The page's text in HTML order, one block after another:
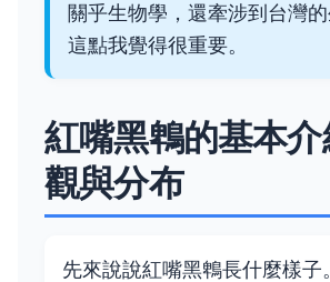
關乎生物學，還牽涉到台灣的
這點我覺得很重要。
紅嘴黑鵯的基本
觀與分布
先來說說紅嘴黑鵯長什麼樣子